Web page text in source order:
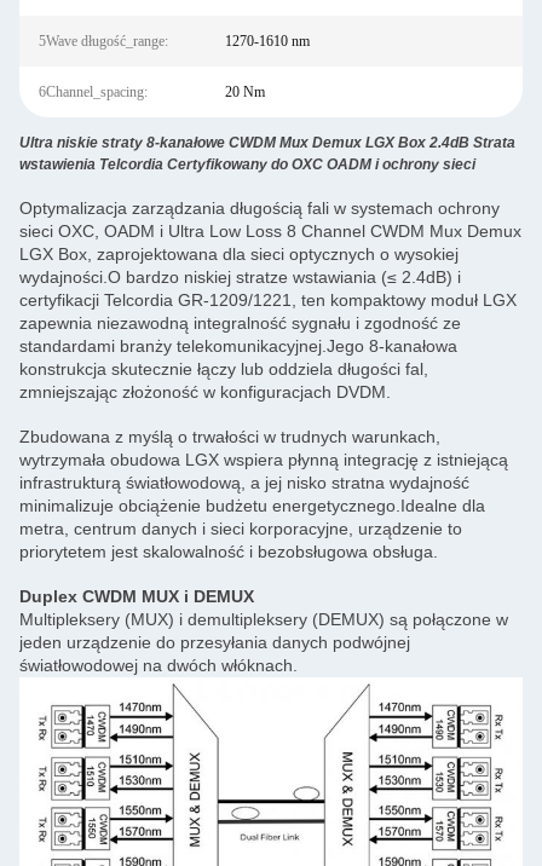
5Wave długość_range: 1270-1610 nm
6Channel_spacing: 20 Nm
Ultra niskie straty 8-kanałowe CWDM Mux Demux LGX Box 2.4dB Strata
wstawienia Telcordia Certyfikowany do OXC OADM i ochrony sieci
Optymalizacja zarządzania długością fali w systemach ochrony
sieci OXC, OADM i Ultra Low Loss 8 Channel CWDM Mux Demux
LGX Box, zaprojektowana dla sieci optycznych o wysokiej
wydajności.O bardzo niskiej stratze wstawiania (≤ 2.4dB) i
certyfikacji Telcordia GR-1209/1221, ten kompaktowy moduł LGX
zapewnia niezawodną integralność sygnału i zgodność ze
standardami branży telekomunikacyjnej.Jego 8-kanałowa
konstrukcja skutecznie łączy lub oddziela długości fal,
zmniejszając złożoność w konfiguracjach DVDM.
Zbudowana z myślą o trwałości w trudnych warunkach,
wytrzymała obudowa LGX wspiera płynną integrację z istniejącą
infrastrukturą światłowodową, a jej nisko stratna wydajność
minimalizuje obciążenie budżetu energetycznego.Idealne dla
metra, centrum danych i sieci korporacyjne, urządzenie to
priorytetem jest skalowalność i bezobsługowa obsługa.
Duplex CWDM MUX i DEMUX
Multipleksery (MUX) i demultipleksery (DEMUX) są połączone w
jeden urządzenie do przesyłania danych podwójnej
światłowodowej na dwóch włóknach.